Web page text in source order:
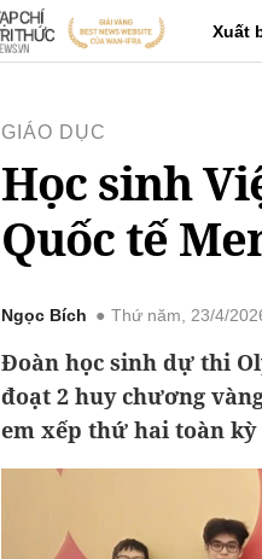
Xuất
GIÁO DỤC
Học sinh
Quốc tế
Ngọc Bích Thứ năm, 23/4/
Đoàn học sinh dự thi
đoạt 2 huy chương
em xếp thứ hai toàn kỳ